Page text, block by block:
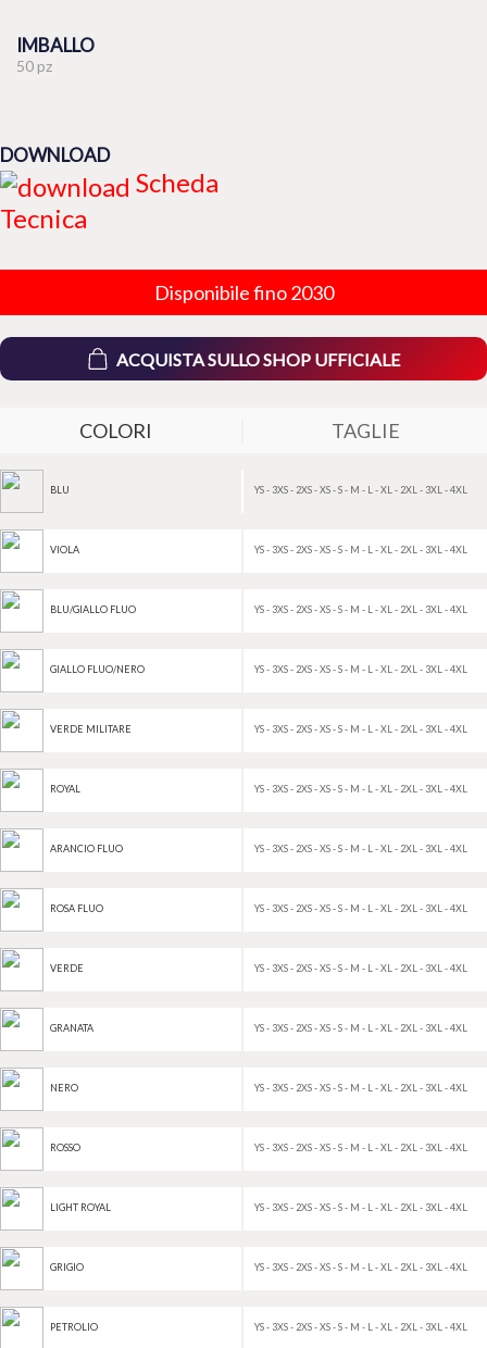
IMBALLO
50 pz
DOWNLOAD
Scheda
Tecnica
Disponibile fino 2030
ACQUISTA SULLO SHOP UFFICIALE
COLORI TAGLIE
BLU YS - 3XS - 2XS - XS - S - M - L - XL - 2XL - 3XL - 4XL
VIOLA YS - 3XS - 2XS - XS - S - M - L - XL - 2XL - 3XL - 4XL
BLU/GIALLO FLUO YS - 3XS - 2XS - XS - S - M - L - XL - 2XL - 3XL - 4XL
GIALLO FLUO/NERO YS - 3XS - 2XS - XS - S - M - L - XL - 2XL - 3XL - 4XL
VERDE MILITARE YS - 3XS - 2XS - XS - S - M - L - XL - 2XL - 3XL - 4XL
ROYAL YS - 3XS - 2XS - XS - S - M - L - XL - 2XL - 3XL - 4XL
ARANCIO FLUO YS - 3XS - 2XS - XS - S - M - L - XL - 2XL - 3XL - 4XL
ROSA FLUO YS - 3XS - 2XS - XS - S - M - L - XL - 2XL - 3XL - 4XL
VERDE YS - 3XS - 2XS - XS - S - M - L - XL - 2XL - 3XL - 4XL
GRANATA YS - 3XS - 2XS - XS - S - M - L - XL - 2XL - 3XL - 4XL
NERO YS - 3XS - 2XS - XS - S - M - L - XL - 2XL - 3XL - 4XL
ROSSO YS - 3XS - 2XS - XS - S - M - L - XL - 2XL - 3XL - 4XL
LIGHT ROYAL YS - 3XS - 2XS - XS - S - M - L - XL - 2XL - 3XL - 4XL
GRIGIO YS - 3XS - 2XS - XS - S - M - L - XL - 2XL - 3XL - 4XL
PETROLIO YS - 3XS - 2XS - XS - S - M - L - XL - 2XL - 3XL - 4XL